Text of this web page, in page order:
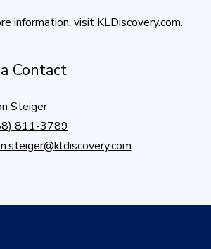
information, visit KLDiscovery.com.
Contact
Steiger
811-3789